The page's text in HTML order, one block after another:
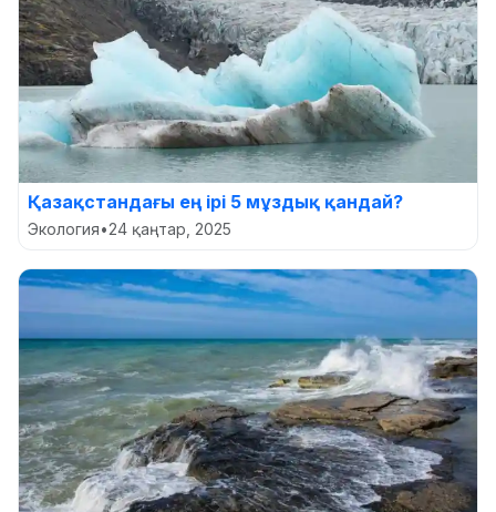
Қазақстандағы ең ірі 5 мұздық қандай?
Экология•24 қаңтар, 2025